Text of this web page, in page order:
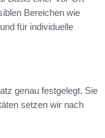
Bereichen wie
für individuelle
genau festgelegt. Sie
setzen wir nach